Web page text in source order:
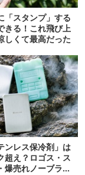
「スタンプ」する
きる！これ飛び上
しくて最高だった
ンレス保冷剤」は
超え？ロゴス・ス
爆売れノーブラン